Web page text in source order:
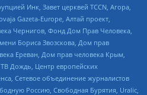
Инк, Завет церквей TCCN, Агора,
Gazeta-Europe, Алтай проект,
Чернигов, Фонд Дом Прав Человека,
Бориса Звозскова, Дом прав
Ереван, Дом прав человека Крым,
Дождь, Центр европейских
Сетевое объединение журналистов
Россию, Свободная Бурятия, Uralic,